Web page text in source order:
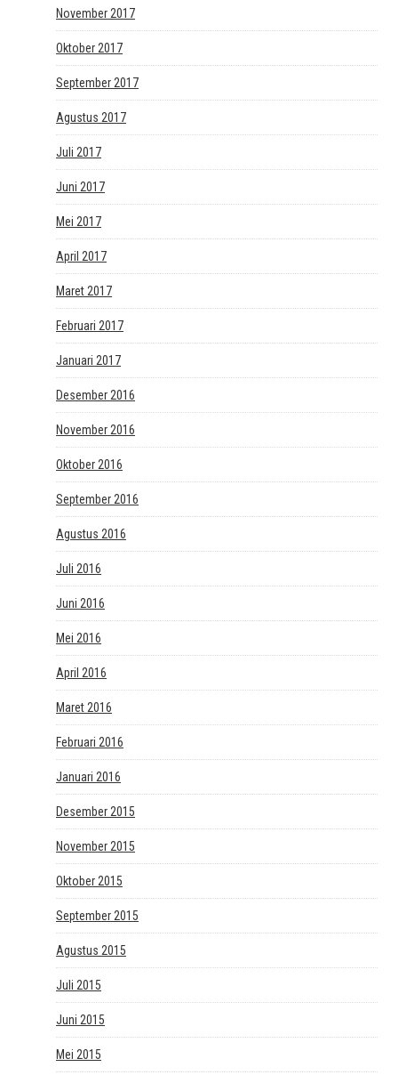
November 2017
Oktober 2017
September 2017
Agustus 2017
Juli 2017
Juni 2017
Mei 2017
April 2017
Maret 2017
Februari 2017
Januari 2017
Desember 2016
November 2016
Oktober 2016
September 2016
Agustus 2016
Juli 2016
Juni 2016
Mei 2016
April 2016
Maret 2016
Februari 2016
Januari 2016
Desember 2015
November 2015
Oktober 2015
September 2015
Agustus 2015
Juli 2015
Juni 2015
Mei 2015